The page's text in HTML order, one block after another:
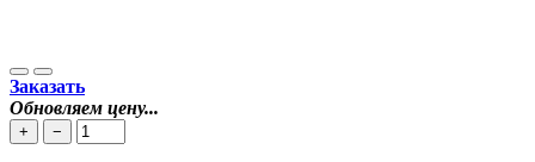
Заказать
Обновляем цену...
+ −